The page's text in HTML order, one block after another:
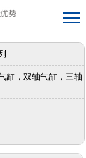
缸，双轴气缸，三轴